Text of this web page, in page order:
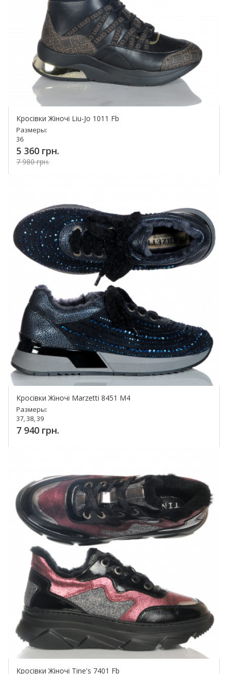
Кросівки Жіночі Liu-Jo 1011 Fb
Размеры:
36
5 360 грн.
7 980 грн.
Кросівки Жіночі Marzetti 8451 M4
Размеры:
37, 38, 39
7 940 грн.
Кросівки Жіночі Tine's 7401 Fb